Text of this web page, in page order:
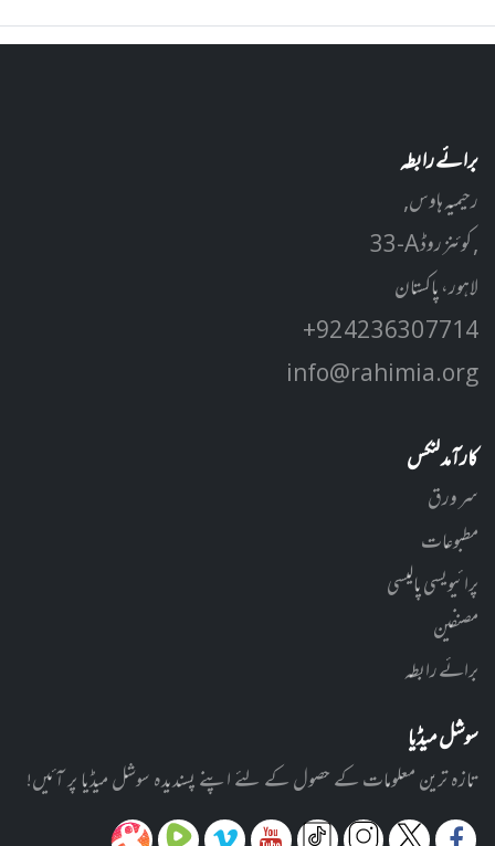
برائے رابطہ
رحیمیہ ہاوس,
33-A کوئنز روڈ ,
لاہور، پاکستان
+92 42 3630 7714
info@rahimia.org
کارآمد لنکس
سر ورق
مطبوعات
پرائیویسی پالیسی
مصنفین
برائے رابطہ
سوشل میڈیا
تازہ ترین معلومات کے حصول کے لئے اپنے پسندیدہ سوشل میڈیا پر آئیں!